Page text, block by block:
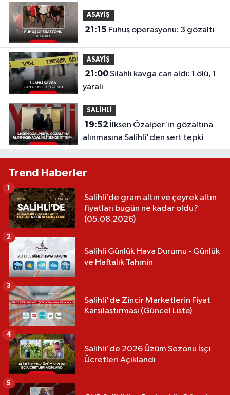
ASAYİŞ
21:15 Fuhuş operasyonu: 3 gözaltı
ASAYİŞ
21:00Silahlı kavga can aldı: 1 ölü, 1
yaralı
SALİHLİ
19:52
alınmasına Salihli'den sert tepki
Trend Haberler
Salihli’de gram altın ve çeyrek altın
fiyatları bugün ne kadar oldu?
(05.08.2026)
1
Salihli Günlük Hava Durumu - Günlük
ve Haftalık Tahmin
2
Salihli'de Zincir Marketlerin Fiyat
Karşılaştırması (Güncel Liste)
3
Salihli'de 2026 Üzüm Sezonu İşçi
Ücretleri Açıklandı
4
5